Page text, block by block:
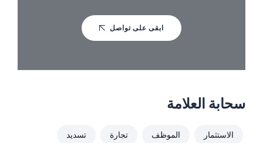
ابقى على تواصل
سحابة العلامة
الاستثمار الموظف تجارة تسديد